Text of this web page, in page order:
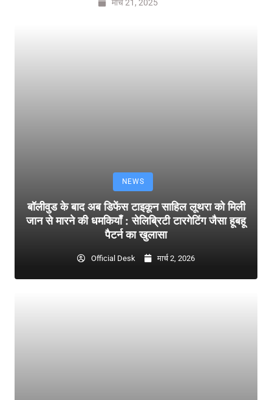
मार्च 21, 2025
NEWS
बॉलीवुड के बाद अब डिफेंस टाइकून साहिल लूथरा को मिली
जान से मारने की धमकियाँ : सेलिब्रिटी टारगेटिंग जैसा हूबहू
पैटर्न का खुलासा
Official Desk मार्च 2, 2026